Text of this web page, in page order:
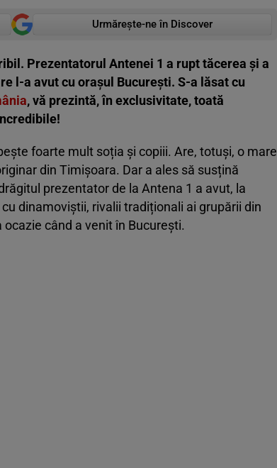
Urmărește-ne în Discover
Prezentatorul Antenei 1 a rupt tăcerea și a
l-a avut cu orașul București. S-a lăsat cu
, vă prezintă, în exclusivitate, toată
foarte mult soția și copiii. Are, totuși, o mare
din Timișoara. Dar a ales să susțină
prezentator de la Antena 1 a avut, la
dinamoviștii, rivalii tradiționali ai grupării din
ocazie când a venit în București.